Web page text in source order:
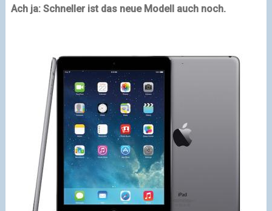
Ach ja: Schneller ist das neue Modell auch noch.